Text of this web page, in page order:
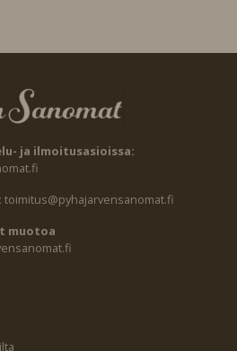
ja ilmoitusasioissa:
toimitus@pyhajarvensanomat.fi
muotoa